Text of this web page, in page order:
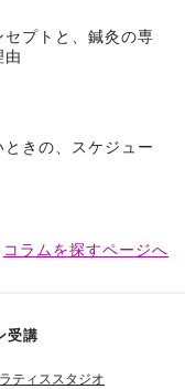
プトと、鍼灸の専
由
きの、スケジュー
コラムを探すページへ
受講
ティススタジオ